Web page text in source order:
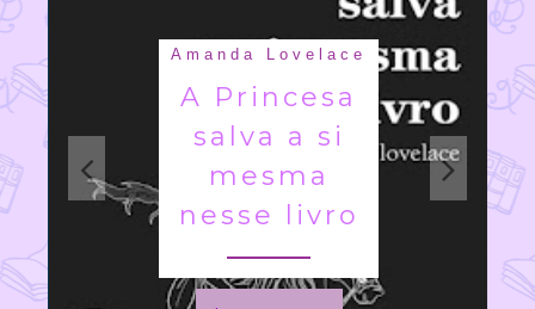
Amanda Lovelace
A Princesa
salva a si
mesma
nesse livro